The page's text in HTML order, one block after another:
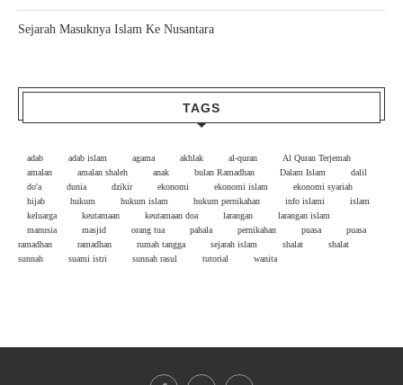
Sejarah Masuknya Islam Ke Nusantara
TAGS
adab adab islam agama akhlak al-quran
Al Quran Terjemah
amalan
amalan shaleh anak bulan Ramadhan Dalam Islam
dalil
do'a
dunia dzikir ekonomi ekonomi islam
ekonomi syariah
hijab
hukum hukum islam hukum pernikahan info islami
islam
keluarga
keutamaan keutamaan doa larangan
larangan islam
manusia
masjid orang tua pahala pernikahan puasa
puasa
ramadhan
ramadhan rumah tangga sejarah islam shalat
shalat
sunnah
suami istri sunnah rasul tutorial wanita